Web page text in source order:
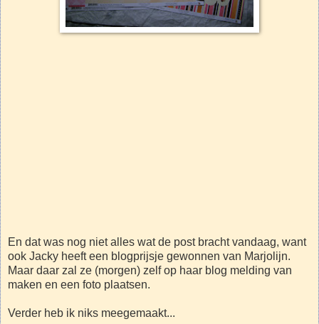
En dat was nog niet alles wat de post bracht vandaag, want
ook Jacky heeft een blogprijsje gewonnen van Marjolijn.
Maar daar zal ze (morgen) zelf op haar blog melding van
maken en een foto plaatsen.
Verder heb ik niks meegemaakt...